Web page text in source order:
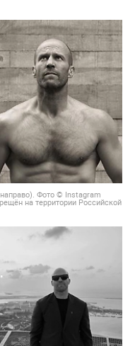
Фото © Instagram
на территории Российской